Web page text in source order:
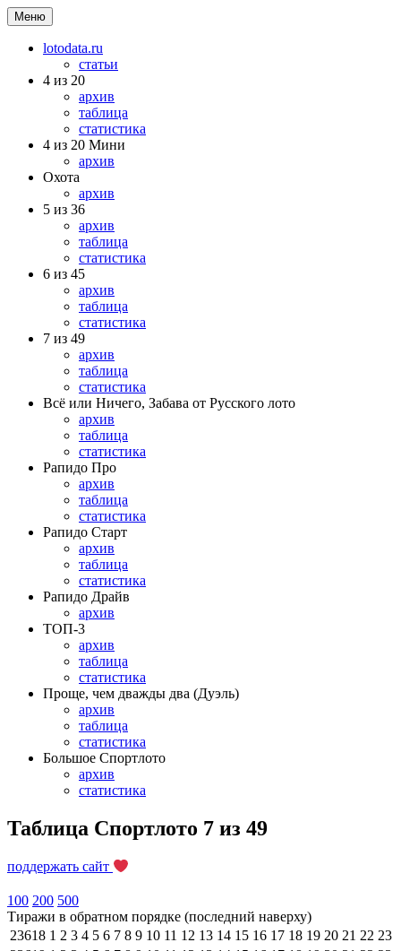
Меню
lotodata.ru
статьи
4 из 20
архив
таблица
статистика
4 из 20 Мини
архив
Охота
архив
5 из 36
архив
таблица
статистика
6 из 45
архив
таблица
статистика
7 из 49
архив
таблица
статистика
Всё или Ничего, Забава от Русского лото
архив
таблица
статистика
Рапидо Про
архив
таблица
статистика
Рапидо Старт
архив
таблица
статистика
Рапидо Драйв
архив
ТОП-3
архив
таблица
статистика
Проще, чем дважды два (Дуэль)
архив
таблица
статистика
Большое Спортлото
архив
статистика
Таблица Спортлото 7 из 49
поддержать сайт
100 200 500
Тиражи в обратном порядке (последний наверху)
23618 1 2 3 4 5 6 7 8 9 10 11 12 13 14 15 16 17 18 19 20 21 22 23